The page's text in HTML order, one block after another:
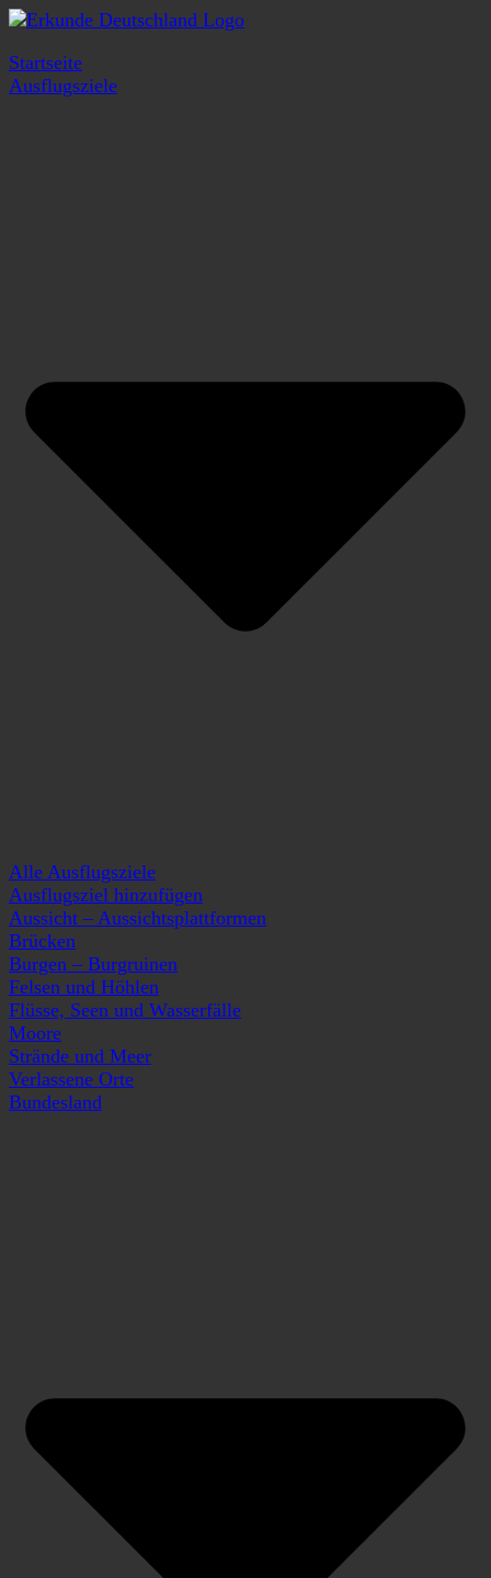
Startseite
Ausflugsziele
Alle Ausflugsziele
Ausflugsziel hinzufügen
Aussicht – Aussichtsplattformen
Brücken
Burgen – Burgruinen
Felsen und Höhlen
Flüsse, Seen und Wasserfälle
Moore
Strände und Meer
Verlassene Orte
Bundesland